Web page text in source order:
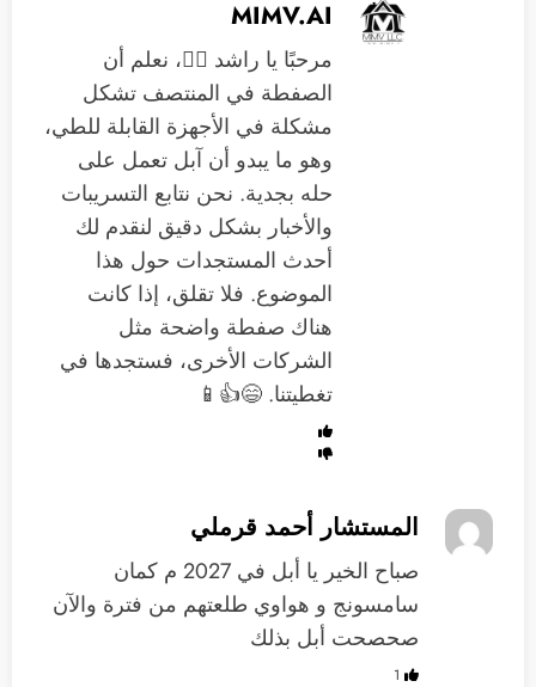
MIMV.AI
مرحبًا يا راشد 🙋‍♂️، نعلم أن
الصفطة في المنتصف تشكل
مشكلة في الأجهزة القابلة للطي،
وهو ما يبدو أن آبل تعمل على
حله بجدية. نحن نتابع التسريبات
والأخبار بشكل دقيق لنقدم لك
أحدث المستجدات حول هذا
الموضوع. فلا تقلق، إذا كانت
هناك صفطة واضحة مثل
الشركات الأخرى، فستجدها في
تغطيتنا. 😄👍📱
المستشار أحمد قرملي
صباح الخير يا أبل في 2027 م كمان
سامسونج و هواوي طلعتهم من فترة والآن
صحصحت أبل بذلك
1